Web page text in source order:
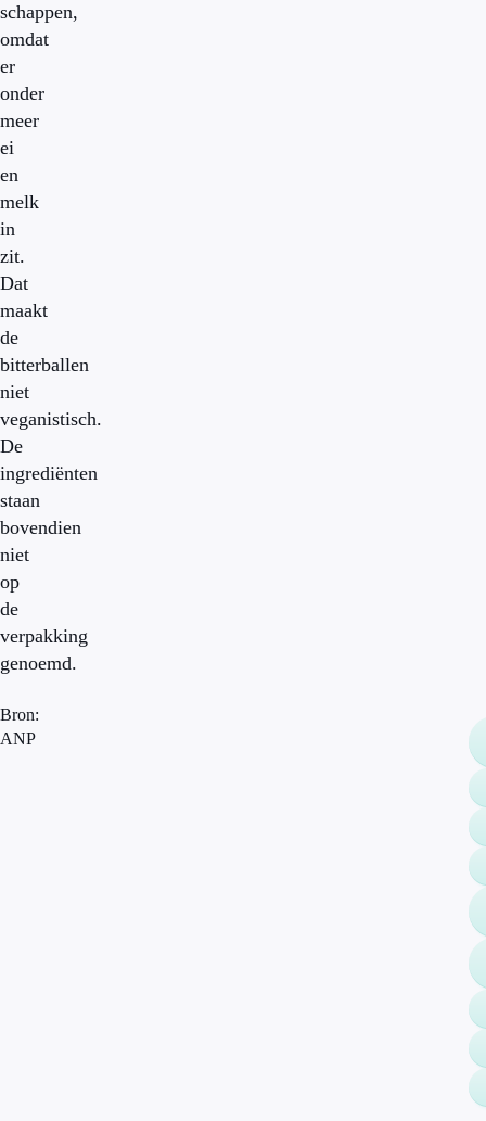
schappen,
omdat
er
onder
meer
ei
en
melk
in
zit.
Dat
maakt
de
bitterballen
niet
veganistisch.
De
ingrediënten
staan
bovendien
niet
op
de
verpakking
genoemd.
Bron:
ANP